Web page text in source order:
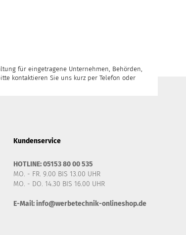
für eingetragene Unternehmen, Behörden,
kontaktieren Sie uns kurz per Telefon oder
Kundenservice
HOTLINE: 05153 80 00 535
MO. - FR. 9.00 BIS 13.00 UHR
MO. - DO. 14.30 BIS 16.00 UHR
E-Mail:info@werbetechnik-onlineshop.de